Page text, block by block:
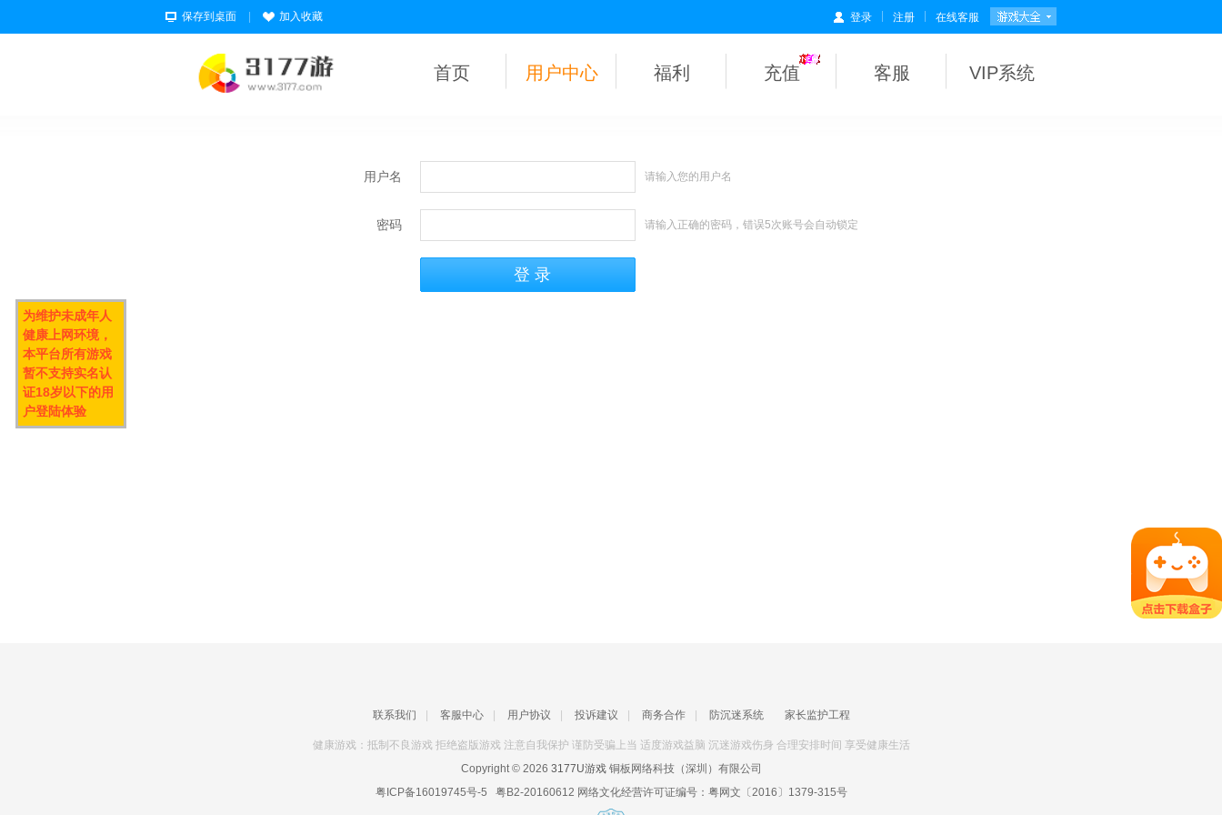
保存到桌面 加入收藏 登录 注册 在线客服
首页 用户中心 福利 充值 客服 VIP系统
用户名 请输入您的用户名
密码 请输入正确的密码，错误5次账号会自动锁定
联系我们 客服中心 用户协议 投诉建议 商务合作 防沉迷系统 家长监护工程
健康游戏：抵制不良游戏 拒绝盗版游戏 注意自我保护 谨防受骗上当 适度游戏益脑 沉迷游戏伤身 合理安排时间 享受健康生活
Copyright © 2026 3177U游戏铜板网络科技（深圳）有限公司
粤ICP备16019745号-5 粤B2-20160612 网络文化经营许可证编号： 粤网文〔2016〕1379-315号
为维护未成年人
健康上网环境，
本平台所有游戏
暂不支持实名认
证18岁以下的用
户登陆体验